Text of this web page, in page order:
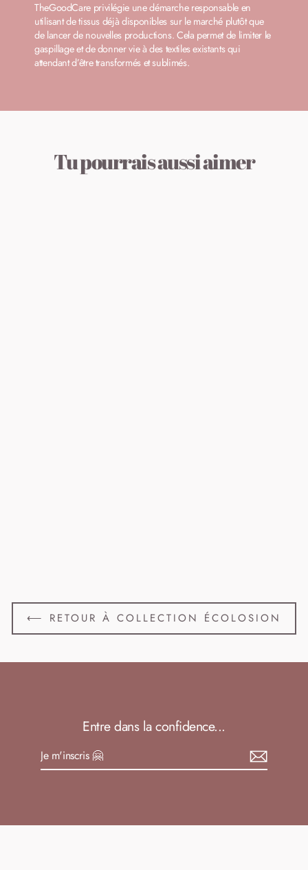
TheGoodCare privilégie une démarche responsable en
utilisant de tissus déjà disponibles sur le marché plutôt que
de lancer de nouvelles productions. Cela permet de limiter le
gaspillage et de donner vie à des textiles existants qui
attendant d’être transformés et sublimés.
Tu pourrais aussi aimer
⟵ RETOUR À COLLECTION ÉCOLOSION
Entre dans la confidence...
m'inscris